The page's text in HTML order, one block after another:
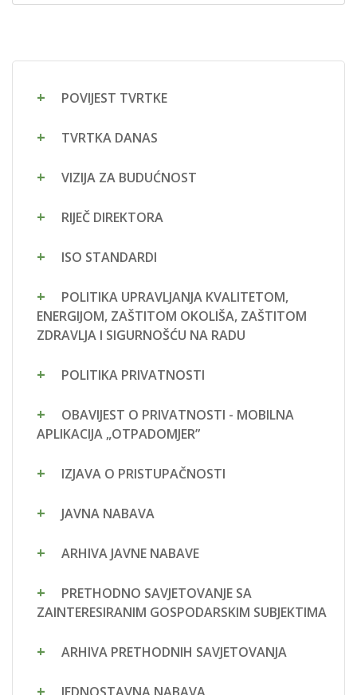
POVIJEST TVRTKE
TVRTKA DANAS
VIZIJA ZA BUDUĆNOST
RIJEČ DIREKTORA
ISO STANDARDI
POLITIKA UPRAVLJANJA KVALITETOM,
ENERGIJOM, ZAŠTITOM OKOLIŠA, ZAŠTITOM
ZDRAVLJA I SIGURNOŠĆU NA RADU
POLITIKA PRIVATNOSTI
OBAVIJEST O PRIVATNOSTI - MOBILNA
APLIKACIJA „OTPADOMJER”
IZJAVA O PRISTUPAČNOSTI
JAVNA NABAVA
ARHIVA JAVNE NABAVE
PRETHODNO SAVJETOVANJE SA
ZAINTERESIRANIM GOSPODARSKIM SUBJEKTIMA
ARHIVA PRETHODNIH SAVJETOVANJA